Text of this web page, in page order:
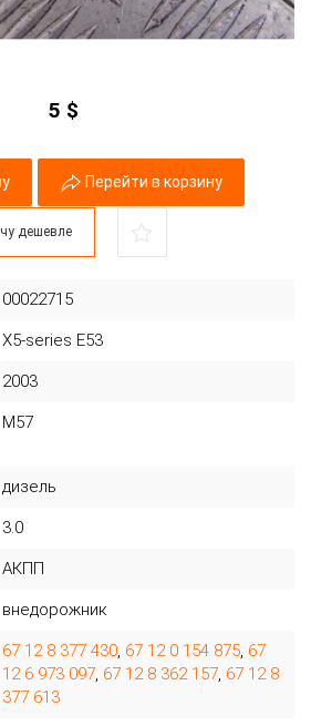
5 $
Перейти в корзину
дешевле
00022715
X5-series E53
2003
M57
дизель
3.0
АКПП
внедорожник
67 12 8 377 430, 67 12 0 154 875, 67
12 6 973 097, 67 12 8 362 157, 67 12 8
377 613